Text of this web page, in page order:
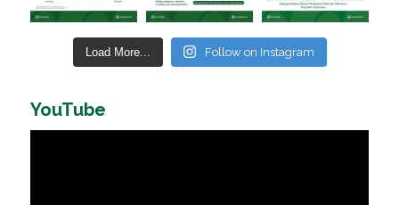
Load More... Follow on Instagram
YouTube